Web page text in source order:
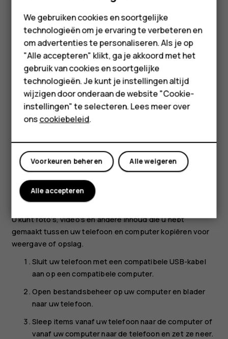
Feature phones
Accessoires
HMD Terra M
Voor bedrijven
Tablets
Shop
Mijn account
Als een geïnstalleerde app afhankelijk is van een
verwijderde app, werkt de geïnstalleerde app mogelijk
niet meer. Raadpleeg de gebruikersdocumentatie van de
geïnstalleerde app voor details.
Een uitgeschakelde app weer toevoegen
U kunt een uitgeschakelde app weer toevoegen aan de
lijst met apps.
Tik opInstellingen>Apps en meldingen.
Tik opApp-info.
Tik opAlle apps>Uitgeschakelde apps.
Tik op de naam van de app.
Tik opInschakelen
Inhoud kopiëren tussen uw telefoon en computer
U kunt foto's, video's en andere inhoud die u hebt
gemaakt tussen uw telefoon en computer kopiëren voor
weergave of opslag.
Sluit uw telefoon met een compatibele USB-kabel
aan op een compatibele computer.
Open bestandsbeheer op uw computer en blader
naar uw telefoon.
Sleep items vanaf uw telefoon naar de computer of
vanaf uw computer naar de telefoon en zet ze neer.
We gebruiken cookies en soortgelijke
technologieën om je ervaring te verbeteren en
om advertenties te personaliseren. Als je op
"Alle accepteren" klikt, ga je akkoord met het
gebruik van cookies en soortgelijke
technologieën. Je kunt je instellingen altijd
wijzigen door onderaan de website "Cookie-
instellingen" te selecteren. Lees meer over
onscookiebeleid.
Alle weigeren
Voorkeuren beheren
Alle accepteren